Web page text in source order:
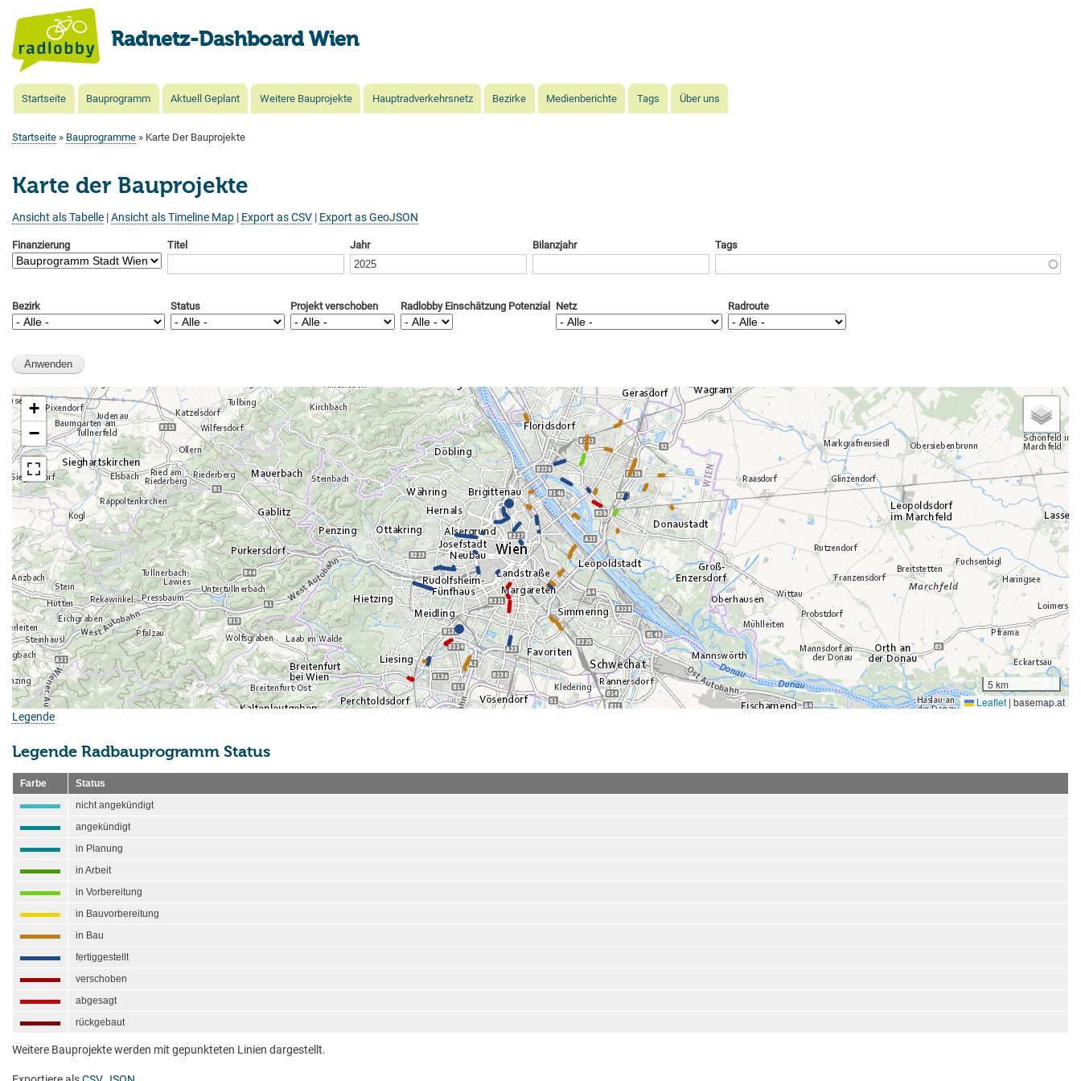
Radnetz-Dashboard Wien
MainStartseite Bauprogramm Aktuell Geplant Weitere Bauprojekte Hauptradverkehrsnetz Bezirke Medienberichte Tags Über uns
Startseite Bauprogramme Karte Der Bauprojekte
Karte der Bauprojekte
Ansicht als Tabelle |Ansicht als Timeline Map | Export as CSV | Export as GeoJSON
Finanzierung Titel Jahr Bilanzjahr Tags
Bezirk Status Projekt verschoben Radlobby Einschätzung Potenzial Netz Radroute
+
−
5 km
Leaflet| basemap.at
Legende
Legende Radbauprogramm Status
Farbe
Status
nicht angekündigt
angekündigt
in Planung
in Arbeit
in Vorbereitung
in Bauvorbereitung
in Bau
fertiggestellt
verschoben
abgesagt
rückgebaut
Weitere Bauprojekte werden mit gepunkteten Linien dargestellt.